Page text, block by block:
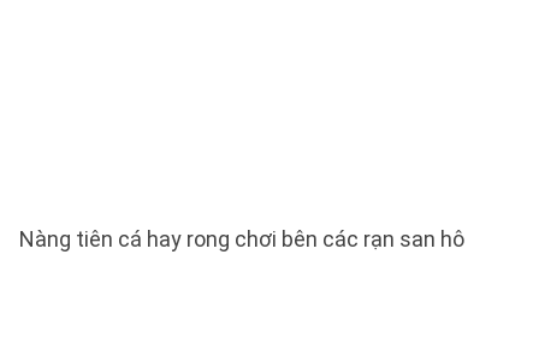
Nàng tiên cá hay rong chơi bên các rạn san hô